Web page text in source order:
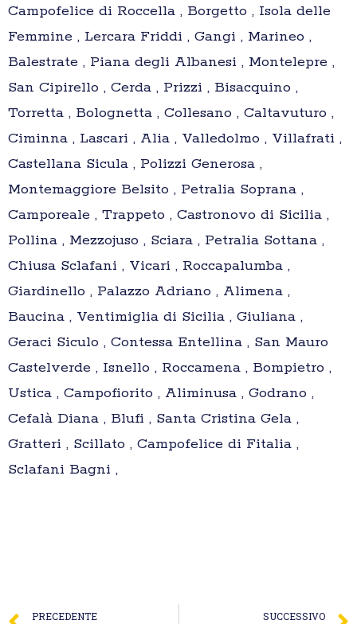
Campofelice di Roccella , Borgetto , Isola delle
Femmine , Lercara Friddi , Gangi , Marineo ,
Balestrate , Piana degli Albanesi , Montelepre ,
San Cipirello , Cerda , Prizzi , Bisacquino ,
Torretta , Bolognetta , Collesano , Caltavuturo ,
Ciminna , Lascari , Alia , Valledolmo , Villafrati ,
Castellana Sicula , Polizzi Generosa ,
Montemaggiore Belsito , Petralia Soprana ,
Camporeale , Trappeto , Castronovo di Sicilia ,
Pollina , Mezzojuso , Sciara , Petralia Sottana ,
Chiusa Sclafani , Vicari , Roccapalumba ,
Giardinello , Palazzo Adriano , Alimena ,
Baucina , Ventimiglia di Sicilia , Giuliana ,
Geraci Siculo , Contessa Entellina , San Mauro
Castelverde , Isnello , Roccamena , Bompietro ,
Ustica , Campofiorito , Aliminusa , Godrano ,
Cefalà Diana , Blufi , Santa Cristina Gela ,
Gratteri , Scillato , Campofelice di Fitalia ,
Sclafani Bagni ,
PRECEDENTE SUCCESSIVO